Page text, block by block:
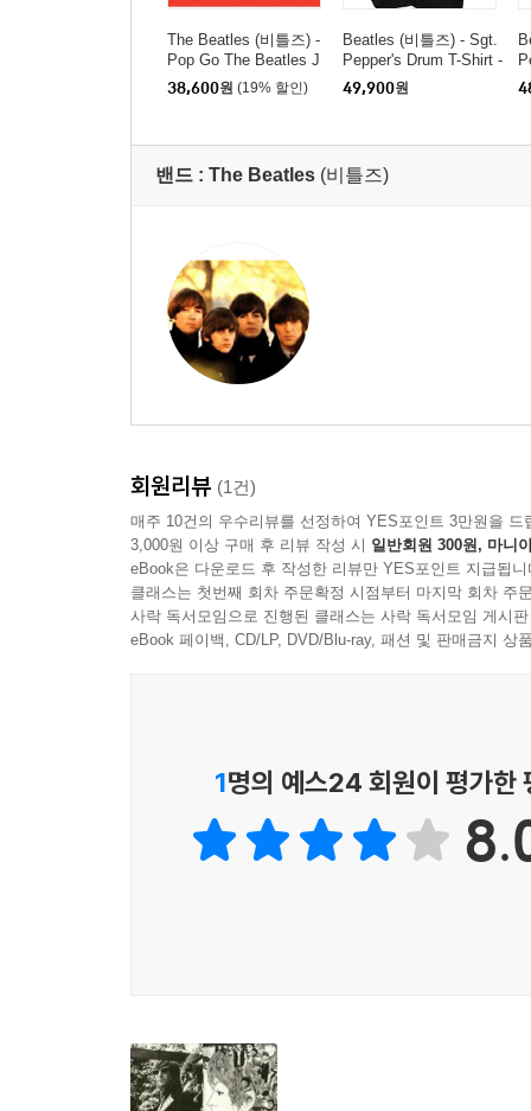
The Beatles (비틀즈) -
Pop Go The Beatles J
une 1st 1963 [7인치 Vi
nyl]
38,600원 (19% 할인)
Beatles (비틀즈) - Sgt.
Pepper's Drum T-Shirt -
2X Large Black
49,900원
밴드 : The Beatles (비틀즈)
회원리뷰 (1건)
매주 10건의 우수리뷰를 선정하여 YES포인트 3만원을 드
3,000원 이상 구매 후 리뷰 작성 시 일반회원 300원, 마니
eBook은 다운로드 후 작성한 리뷰만 YES포인트 지급됩니
클래스는 첫번째 회차 주문확정 시점부터 마지막 회차 주
사락 독서모임으로 진행된 클래스는 사락 독서모임 게시
eBook 페이백, CD/LP, DVD/Blu-ray, 패션 및 판매금지 상
1명의 예스24 회원이 평가한